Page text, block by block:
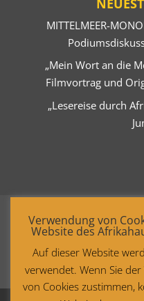
MITTELMEER-
„Mein Wort an die
Filmvortrag und
„Lesereise durch
Startseite
Impressum
Verwendung von
Website des
Auf dieser Website
verwendet. Wenn Sie
von Cookies zustimmen,